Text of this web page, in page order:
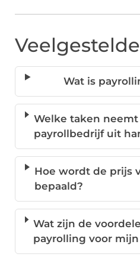
Wat is
Welke taken neemt
payrollbedrijf uit
Hoe wordt de prijs
bepaald?
Wat zijn de
payrolling voor